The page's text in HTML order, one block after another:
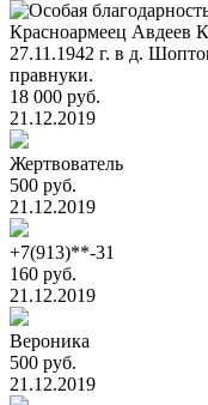
Красноармеец Авдеев
27.11.1942 г. в д.
правнуки.
18 000 руб.
21.12.2019
Жертвователь
500 руб.
21.12.2019
+7(913)**-31
160 руб.
21.12.2019
Вероника
500 руб.
21.12.2019